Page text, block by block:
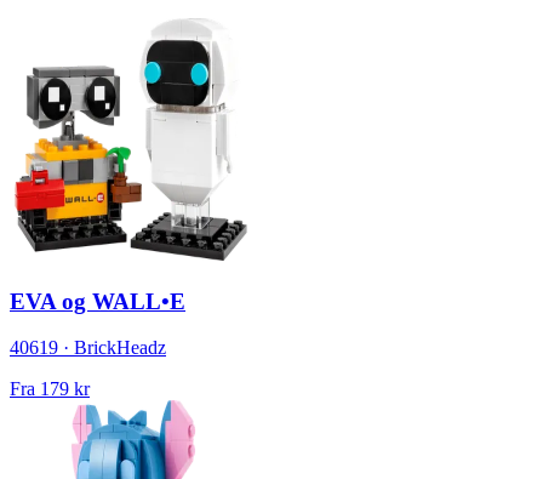
EVA og WALL•E
40619 · BrickHeadz
Fra 179 kr